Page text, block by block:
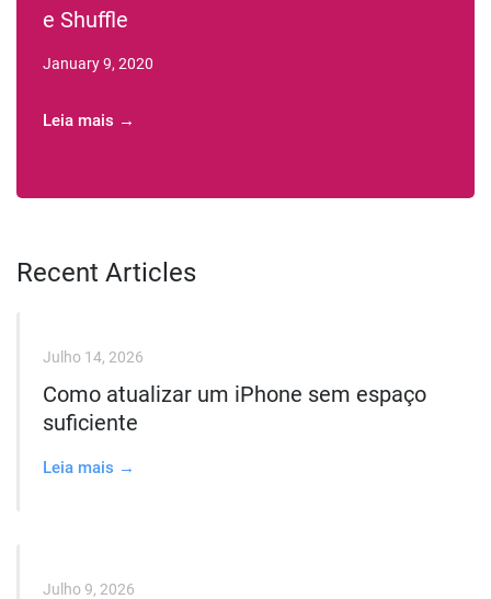
e Shuffle
January 9, 2020
Leia mais →
Recent Articles
Julho 14, 2026
Como atualizar um iPhone sem espaço
suficiente
Leia mais →
Julho 9, 2026